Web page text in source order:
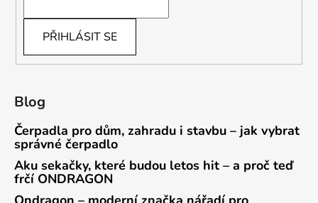
PŘIHLÁSIT SE
Blog
Čerpadla pro dům, zahradu i stavbu – jak vybrat
správné čerpadlo
Aku sekačky, které budou letos hit – a proč teď
frčí ONDRAGON